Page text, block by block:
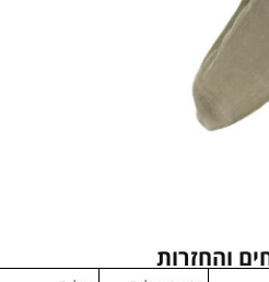
והחזרות